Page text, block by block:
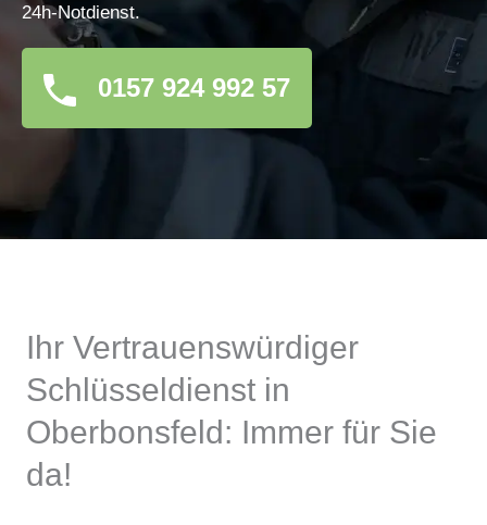
24h-Notdienst.
0157 924 992 57
Ihr Vertrauenswürdiger
Schlüsseldienst in
Oberbonsfeld: Immer für Sie
da!